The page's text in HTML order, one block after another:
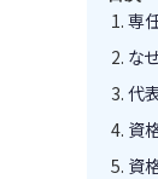
専
な
代
資
資